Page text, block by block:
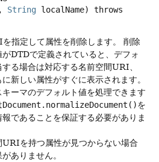
String localName)
throws
指定して属性を削除します。
削除
DTDで定義されていると、デフォ
る場合は対応する名前空間URI、
新しい属性がすぐに表示されます。
ーマのデフォルト値を処理できます
Document.normalizeDocument()を
であることを保証する必要がありま
URIを持つ属性が見つからない場合
ありません。